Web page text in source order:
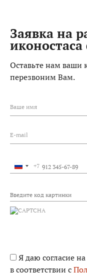
Заявка на
Оставьте нам
перезвоним Вам.
Ваше имя
E-mail
Россия
+7
+7
Я даю согласие
в соответствии с